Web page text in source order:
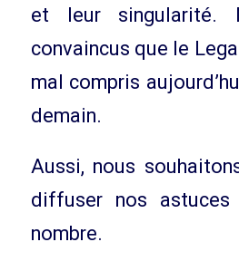
et leur singularité.
convaincus que le
mal compris
demain.
Aussi, nous
diffuser nos
nombre.